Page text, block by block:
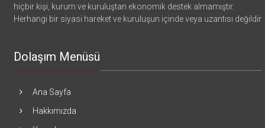
hiçbir kişi, kurum ve kuruluştan ekonomik destek almamıştır.
Herhangi bir siyasi hareket ve kuruluşun içinde veya uzantısı değildir
Dolaşım Menüsü
Ana Sayfa
Hakkımızda